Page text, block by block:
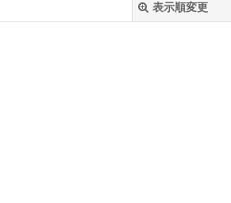
表示順変更